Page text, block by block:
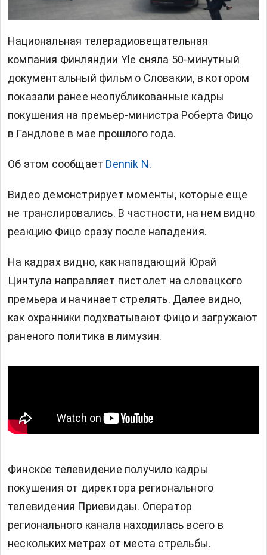
Национальная телерадиовещательная
компания Финляндии Yle сняла 50-минутный
документальный фильм о Словакии, в котором
показали ранее неопубликованные кадры
покушения на премьер-министра Роберта Фицо
в Гандлове в мае прошлого года.
Об этом сообщает Dennik N.
Видео демонстрирует моменты, которые еще
не транслировались. В частности, на нем видно
реакцию Фицо сразу после нападения.
На кадрах видно, как нападающий Юрай
Цинтула направляет пистолет на словацкого
премьера и начинает стрелять. Далее видно,
как охранники подхватывают Фицо и загружают
раненого политика в лимузин.
Финское телевидение получило кадры
покушения от директора регионального
телевидения Приевидзы. Оператор
регионального канала находилась всего в
нескольких метрах от места стрельбы.